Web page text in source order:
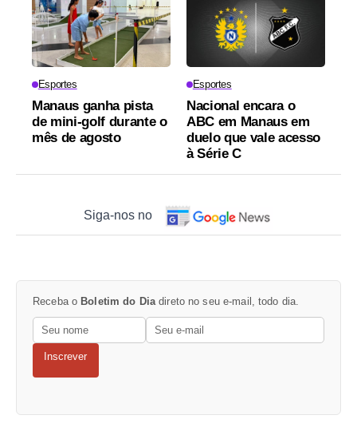
Esportes
Manaus ganha pista
de mini-golf durante o
mês de agosto
Esportes
Nacional encara o
ABC em Manaus em
duelo que vale acesso
à Série C
Siga-nos no
Receba o Boletim do Dia direto no seu e-mail, todo dia.
Inscrever